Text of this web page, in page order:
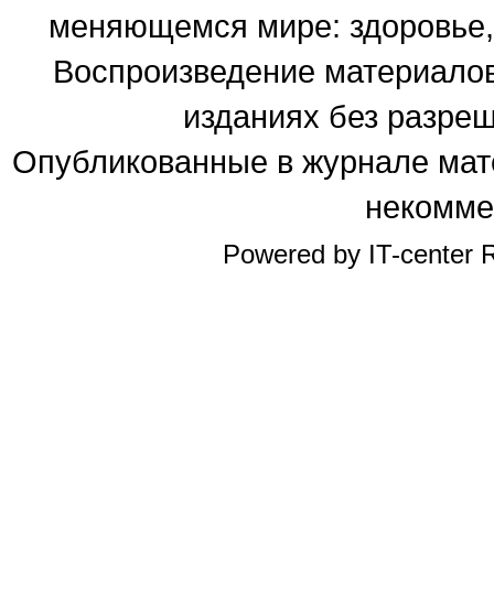
меняющемся мире: здоровье,
Воспроизведение
изданиях без
Опубликованные в журнале
Powered by IT-center